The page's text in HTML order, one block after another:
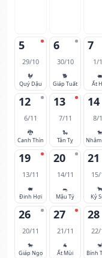
5
29/10
🐓
Quý Dậu
6
30/10
🐕
Giáp Tuất
7
1/
🐖
Ất
12
6/11
🐉
Canh Thìn
13
7/11
🐍
Tân Tỵ
14
8/
🐎
19
13/11
🐖
Đinh Hợi
20
14/11
🐀
Mậu Tý
21
15/
🐂
Kỷ
26
20/11
🐎
Giáp Ngọ
27
21/11
🐐
Ất Mùi
28
22/
🐒
Bính